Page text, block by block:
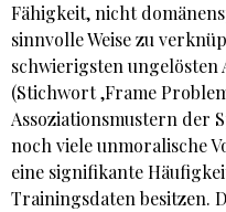
Fähigkeit, nicht
sinnvolle Weise zu
schwierigsten
(Stichwort ‚Frame
Assoziationsmustern der
noch viele unmoralische
eine signifikante
Trainingsdaten besitzen.